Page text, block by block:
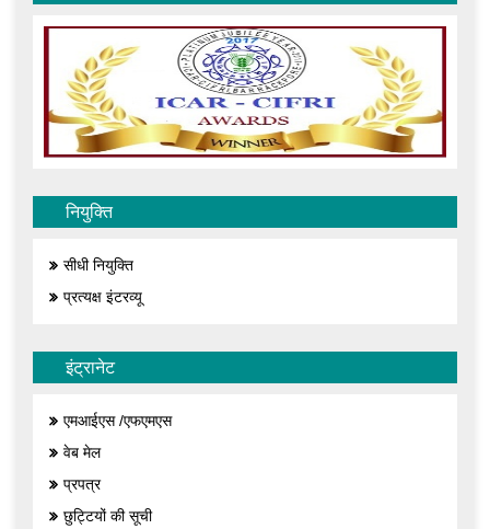
नियुक्ति
सीधी नियुक्ति
प्रत्यक्ष इंटरव्यू
इंट्रानेट
एमआईएस /एफएमएस
वेब मेल
प्रपत्र
छुट्टियों की सूची